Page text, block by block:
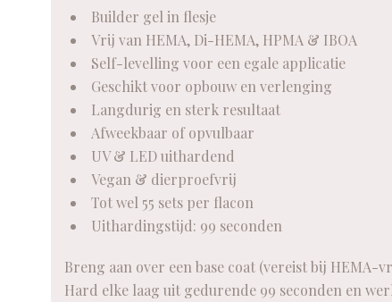
Builder gel in flesje
Vrij van HEMA, Di-HEMA, HPMA & IBOA
Self-levelling voor een egale applicatie
Geschikt voor opbouw en verlenging
Langdurig en sterk resultaat
Afweekbaar of opvulbaar
UV & LED uithardend
Vegan & dierproefvrij
Tot wel 55 sets per flacon
Uithardingstijd: 99 seconden
Breng aan over een base coat (vereist bij
Hard elke laag uit gedurende 99 seconden en